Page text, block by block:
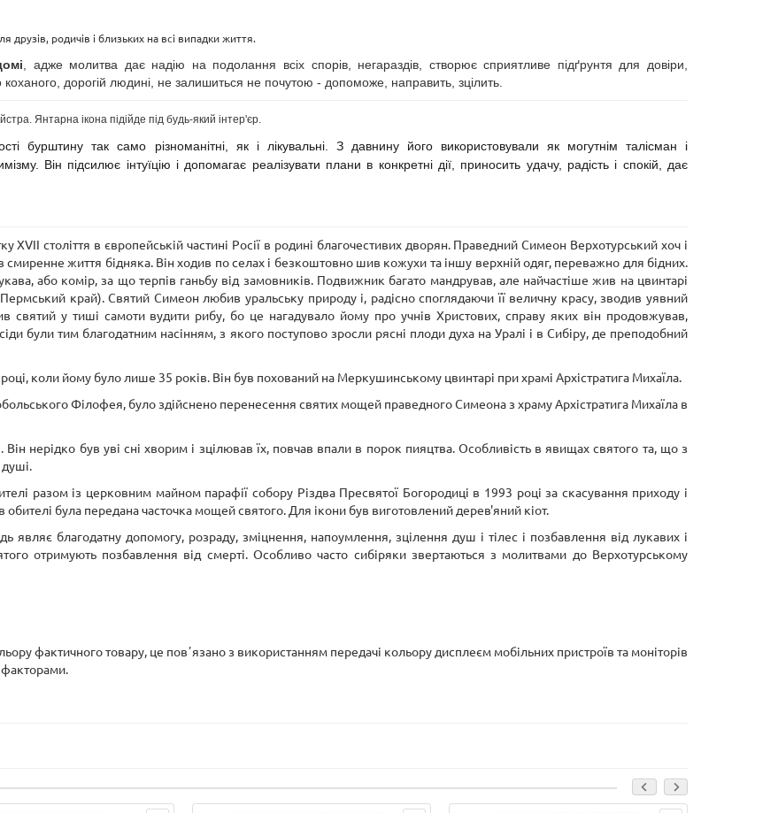
родичів і близьких на всі випадки життя.
, адже молитва дає надію на подолання всіх спорів, негараздів, створює сприятливе підґрунтя для довіри,
дорогій людині, не залишиться не почутою - допоможе, направить, зцілить.
Янтарна ікона підійде під будь-який інтер'єр.
бурштину так само різноманітні, як і лікувальні. З давнину його використовували як могутнім талісман і
Він підсилює інтуїцію і допомагає реалізувати плани в конкретні дії, приносить удачу, радість і спокій, дає
століття в європейській частині Росії в родині благочестивих дворян. Праведний Симеон Верхотурський хоч і
життя бідняка. Він ходив по селах і безкоштовно шив кожухи та іншу верхній одяг, переважно для бідних.
або комір, за що терпів ганьбу від замовників. Подвижник багато мандрував, але найчастіше жив на цвинтарі
край). Святий Симеон любив уральську природу і, радісно споглядаючи її величну красу, зводив уявний
святий у тиші самоти вудити рибу, бо це нагадувало йому про учнів Христових, справу яких він продовжував,
були тим благодатним насінням, з якого поступово зросли рясні плоди духа на Уралі і в Сибіру, де преподобний
коли йому було лише 35 років. Він був похований на Меркушинському цвинтарі при храмі Архістратига Михаїла.
Філофея, було здійснено перенесення святих мощей праведного Симеона з храму Архістратига Михаїла в
нерідко був уві сні хворим і зцілював їх, повчав впали в порок пияцтва. Особливість в явищах святого та, що з
душі.
разом із церковним майном парафії собору Різдва Пресвятої Богородиці в 1993 році за скасування приходу і
була передана часточка мощей святого. Для ікони був виготовлений дерев'яний кіот.
являє благодатну допомогу, розраду, зміцнення, напоумлення, зцілення душ і тілес і позбавлення від лукавих і
отримують позбавлення від смерті. Особливо часто сибіряки звертаються з молитвами до Верхотурському
фактичного товару, це повʼязано з використанням передачі кольору дисплеєм мобільних пристроїв та моніторів